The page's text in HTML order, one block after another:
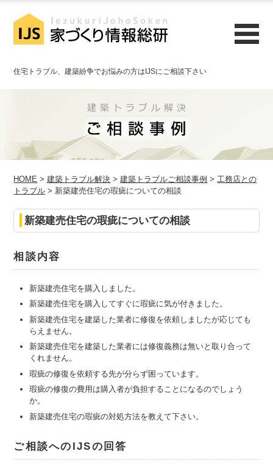
住宅トラブル、建築紛争でお悩みの方はIJSにご相談下さい
HOME >建築トラブル解決 >建築トラブルご相談事例 >工務店との
トラブル > 新築建売住宅の瑕疵についての相談
新築建売住宅の瑕疵についての相談
相談内容
新築建売住宅を購入しました。
新築建売住宅を購入してすぐに瑕疵に気が付きました。
新築建売住宅を建築した業者に修復を依頼しましたが応じても
らえません。
新築建売住宅を建築した業者には修復義務は無いと取り合って
くれません。
瑕疵の修復を依頼する先が分らず困っています。
瑕疵の修復の費用は購入者が負担することになるのでしょう
か。
新築建売住宅の瑕疵の対処方法を教えて下さい。
ご相談へのIJSの回答